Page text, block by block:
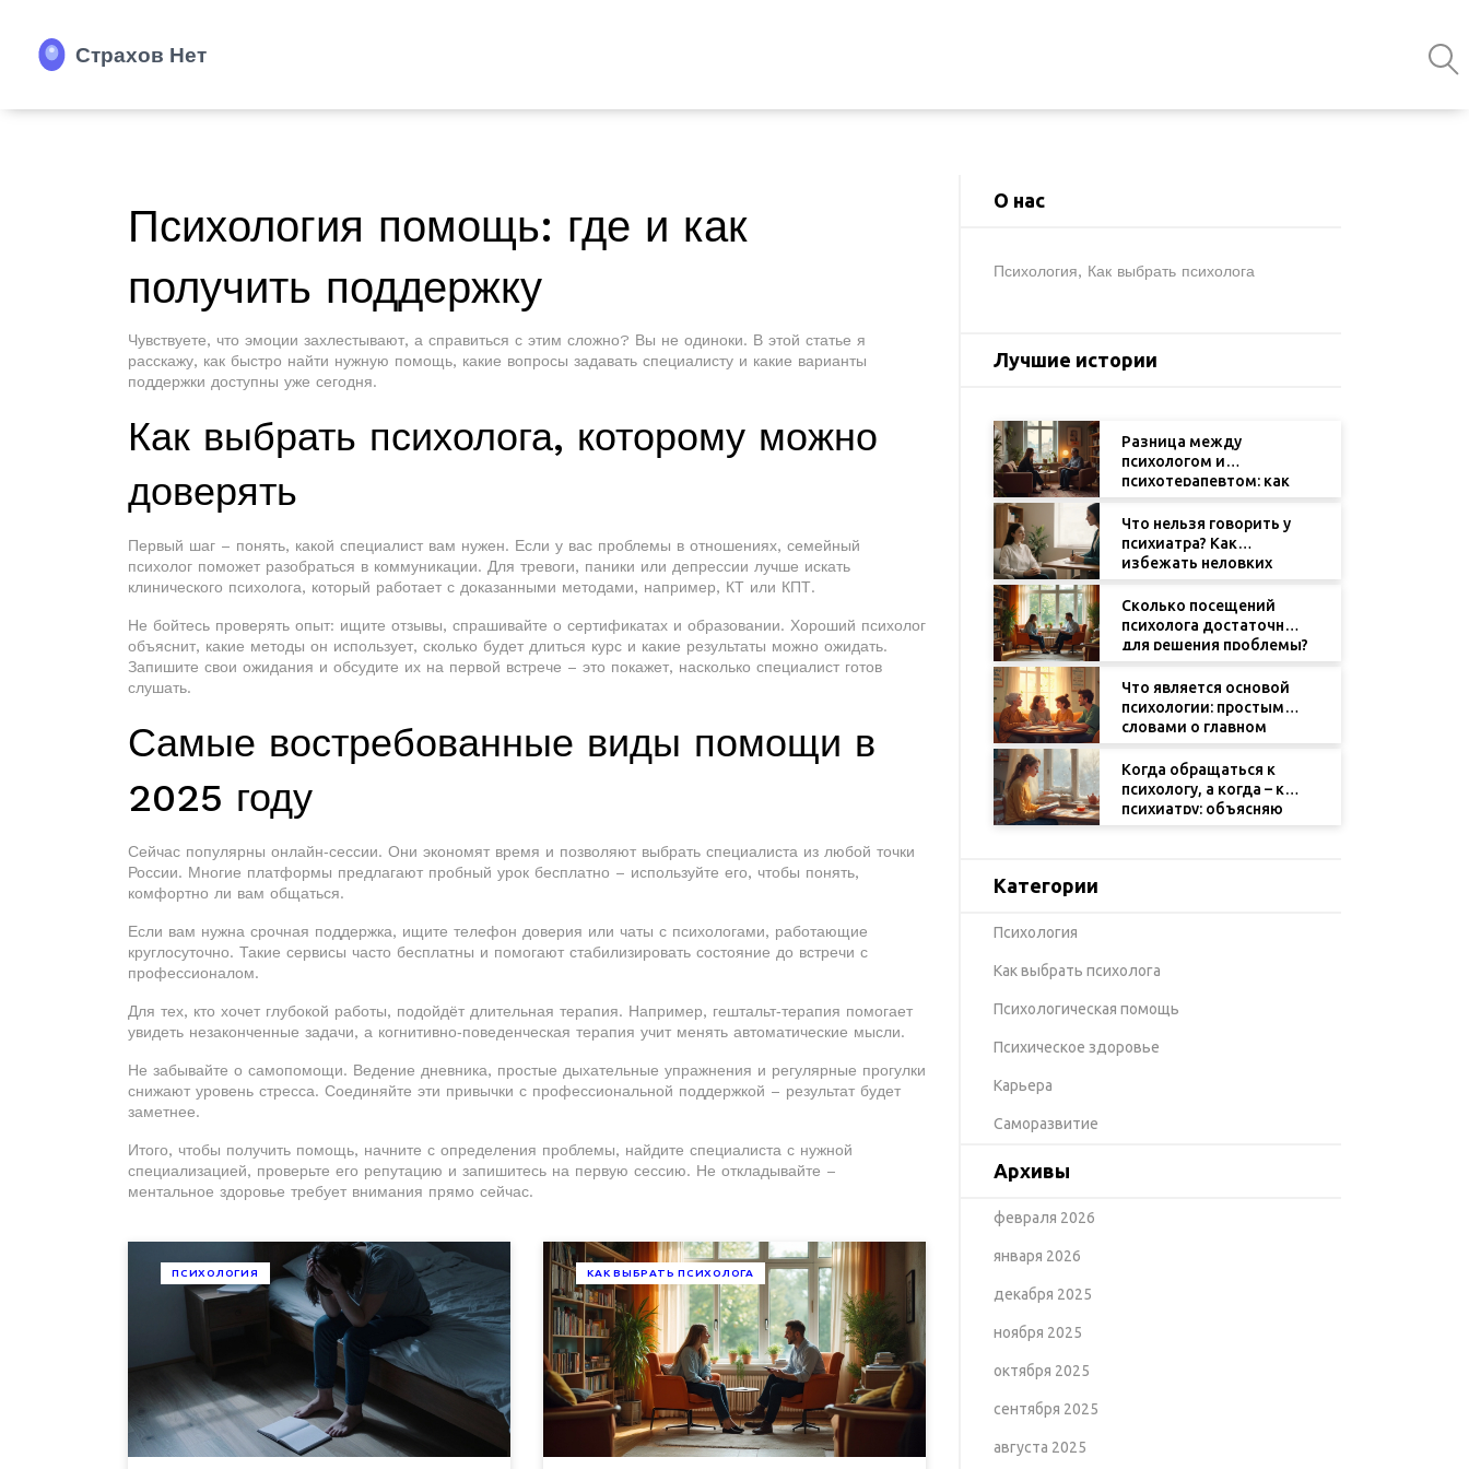
Психология помощь: где и как
получить поддержку
Чувствуете, что эмоции захлестывают, а справиться с этим сложно? Вы не одиноки. В этой статье я
расскажу, как быстро найти нужную помощь, какие вопросы задавать специалисту и какие варианты
поддержки доступны уже сегодня.
Как выбрать психолога, которому можно
доверять
Первый шаг – понять, какой специалист вам нужен. Если у вас проблемы в отношениях, семейный
психолог поможет разобраться в коммуникации. Для тревоги, паники или депрессии лучше искать
клинического психолога, который работает с доказанными методами, например, КТ или КПТ.
Не бойтесь проверять опыт: ищите отзывы, спрашивайте о сертификатах и образовании. Хороший психолог
объяснит, какие методы он использует, сколько будет длиться курс и какие результаты можно ожидать.
Запишите свои ожидания и обсудите их на первой встрече – это покажет, насколько специалист готов
слушать.
Самые востребованные виды помощи в
2025 году
Сейчас популярны онлайн‑сессии. Они экономят время и позволяют выбрать специалиста из любой точки
России. Многие платформы предлагают пробный урок бесплатно – используйте его, чтобы понять,
комфортно ли вам общаться.
Если вам нужна срочная поддержка, ищите телефон доверия или чаты с психологами, работающие
круглосуточно. Такие сервисы часто бесплатны и помогают стабилизировать состояние до встречи с
профессионалом.
Для тех, кто хочет глубокой работы, подойдёт длительная терапия. Например, гештальт‑терапия помогает
увидеть незаконченные задачи, а когнитивно‑поведенческая терапия учит менять автоматические мысли.
Не забывайте о самопомощи. Ведение дневника, простые дыхательные упражнения и регулярные прогулки
снижают уровень стресса. Соединяйте эти привычки с профессиональной поддержкой – результат будет
заметнее.
Итого, чтобы получить помощь, начните с определения проблемы, найдите специалиста с нужной
специализацией, проверьте его репутацию и запишитесь на первую сессию. Не откладывайте –
ментальное здоровье требует внимания прямо сейчас.
ПСИХОЛОГИЯ КАК ВЫБРАТЬ ПСИХОЛОГА
О нас
Психология, Как выбрать психолога
Лучшие истории
Разница между
психологом и
психотерапевтом: как
сделать правильный
выбор
Что нельзя говорить у
психиатра? Как
избежать неловких
моментов и получить
пользу от визита
Сколько посещений
психолога достаточно
для решения проблемы?
Что является основой
психологии: простыми
словами о главном
Когда обращаться к
психологу, а когда – к
психиатру: объясняю
разницу простыми
Категории
Психология
Как выбрать психолога
Психологическая помощь
Психическое здоровье
Карьера
Саморазвитие
Архивы
февраля 2026
января 2026
декабря 2025
ноября 2025
октября 2025
сентября 2025
августа 2025